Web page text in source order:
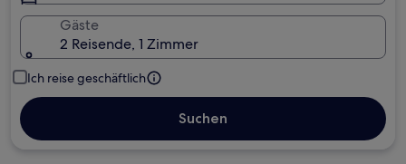
Gäste
2 Reisende, 1 Zimmer
Ich reise geschäftlich
Suchen